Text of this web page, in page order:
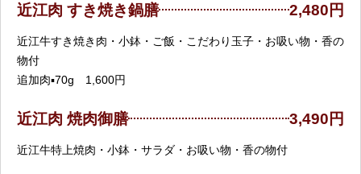
近江肉 すき焼き鍋膳 2,480円
近江牛すき焼き肉・小鉢・ご飯・こだわり玉子・お吸い物・香の
物付
追加肉▪️70g 1,600円
近江肉 焼肉御膳 3,490円
近江牛特上焼肉・小鉢・サラダ・お吸い物・香の物付